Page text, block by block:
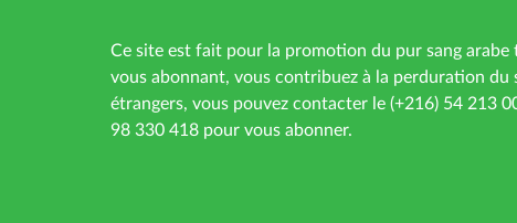
Ce site est fait pour la promotion du pur sang arabe
vous abonnant, vous contribuez à la perduration du
étrangers, vous pouvez contacter le (+216) 54 213
98 330 418 pour vous abonner.